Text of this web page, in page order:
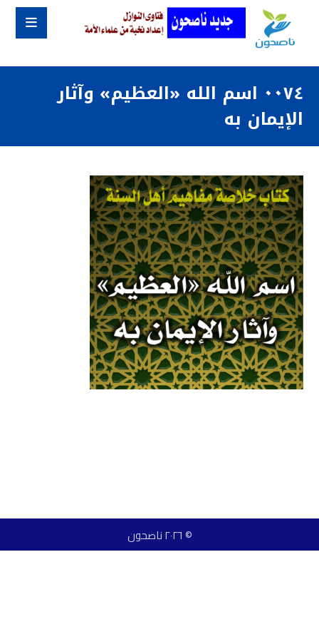
٠٠٧٤ اسم الله «العظيم» وآثار
الإيمان به
© ٢٠٢٦ ناصحون